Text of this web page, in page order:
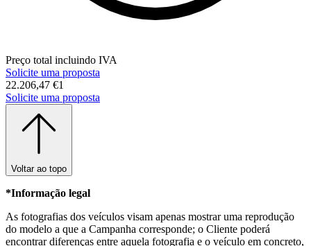
Preço total incluindo IVA
Solicite uma proposta
22.206,47 €1
Solicite uma proposta
Voltar ao topo
*Informação legal
As fotografias dos veículos visam apenas mostrar uma reprodução
do modelo a que a Campanha corresponde; o Cliente poderá
encontrar diferenças entre aquela fotografia e o veículo em concreto,